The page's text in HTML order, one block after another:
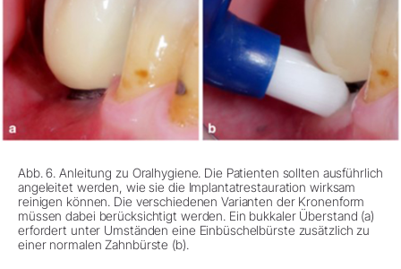
Abb. 6. Anleitung zu Oralhygiene. Die Patienten sollten ausführlich
angeleitet werden, wie sie die Implantatrestauration wirksam
reinigen können. Die verschiedenen Varianten der Kronenform
müssen dabei berücksichtigt werden. Ein bukkaler Überstand (a)
erfordert unter Umständen eine Einbüschelbürste zusätzlich zu
einer normalen Zahnbürste (b).